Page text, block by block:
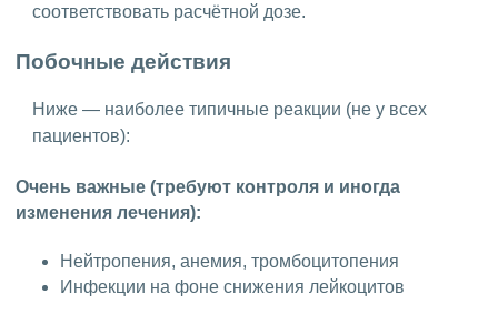
соответствовать расчётной дозе.
Побочные действия
Ниже — наиболее типичные реакции (не у всех
пациентов):
Очень важные (требуют контроля и иногда
изменения лечения):
Нейтропения, анемия, тромбоцитопения
Инфекции на фоне снижения лейкоцитов